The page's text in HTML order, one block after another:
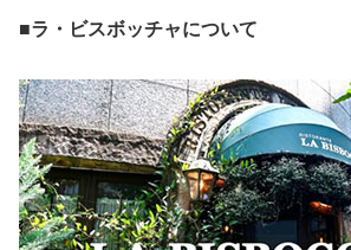
■ラ・ビスボッチャについて